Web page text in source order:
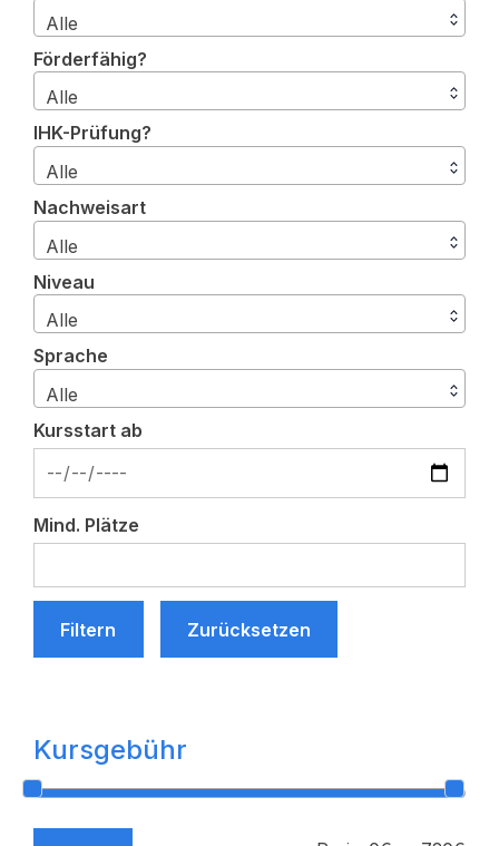
Alle
Förderfähig?
Alle
IHK-Prüfung?
Alle
Nachweisart
Alle
Niveau
Alle
Sprache
Alle
Kursstart ab
Mind. Plätze
Filtern Zurücksetzen
Kursgebühr